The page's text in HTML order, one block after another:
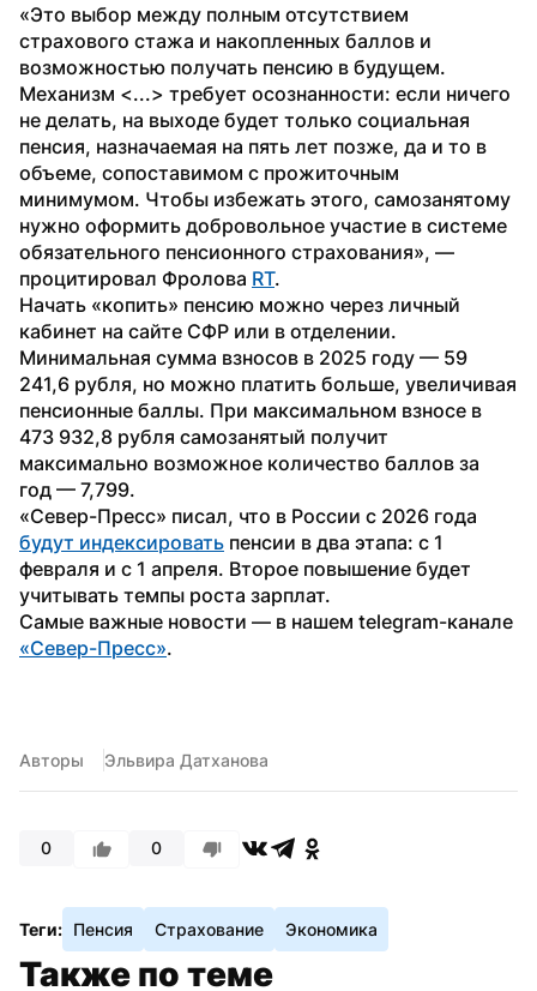
«Это выбор между полным отсутствием
страхового стажа и накопленных баллов и
возможностью получать пенсию в будущем.
Механизм <...> требует осознанности: если ничего
не делать, на выходе будет только социальная
пенсия, назначаемая на пять лет позже, да и то в
объеме, сопоставимом с прожиточным
минимумом. Чтобы избежать этого, самозанятому
нужно оформить добровольное участие в системе
обязательного пенсионного страхования», —
процитировал Фролова RT.
Начать «копить» пенсию можно через личный
кабинет на сайте СФР или в отделении.
Минимальная сумма взносов в 2025 году — 59
241,6 рубля, но можно платить больше, увеличивая
пенсионные баллы. При максимальном взносе в
473 932,8 рубля самозанятый получит
максимально возможное количество баллов за
год — 7,799.
будут индексировать пенсии в два этапа: с 1
февраля и с 1 апреля. Второе повышение будет
учитывать темпы роста зарплат.
«Север-Пресс».
Авторы Эльвира Датханова
0 0
Теги: Пенсия Страхование Экономика
Также по теме